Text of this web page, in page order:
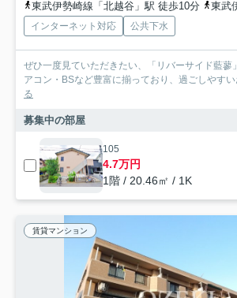
東武伊勢崎線「北越谷」駅 徒歩10分
東武伊
インターネット対応 公共下水
ぜひ一度見ていただきたい、「リバーサイド藍蓼
アコン・BSなど豊富に揃っており、過ごしやす
る
募集中の部屋
105
4.7万円
1階 / 20.46㎡ / 1K
賃貸マンション